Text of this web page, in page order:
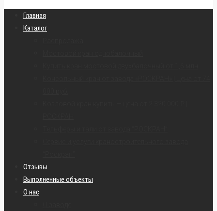
Главная
Каталог
Отзывы
Выполненные объекты
О нас